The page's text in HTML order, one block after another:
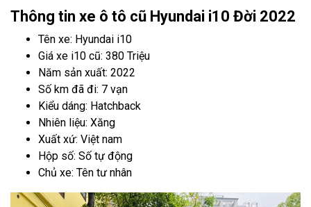
Thông tin xe ô tô cũ Hyundai i10 Đời 2022
Tên xe: Hyundai i10
Giá xe i10 cũ: 380 Triệu
Năm sản xuất: 2022
Số km đã đi: 7 vạn
Kiểu dáng: Hatchback
Nhiên liệu: Xăng
Xuất xứ: Việt nam
Hộp số: Số tự động
Chủ xe: Tên tư nhân